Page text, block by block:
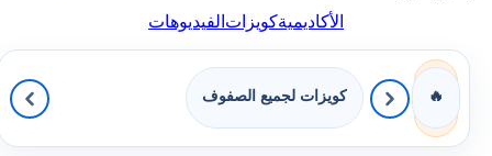
الأكاديميةكويزاتالفيديوهات
🔥 كويزات لجميع الصفوف